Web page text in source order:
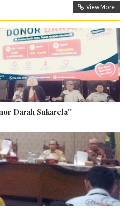
View More
Darah Sukarela''